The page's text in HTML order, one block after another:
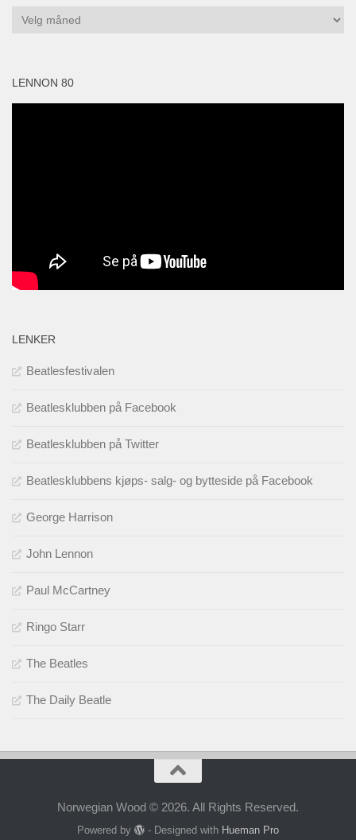
Arkiv
LENNON 80
LENKER
Beatlesfestivalen
Beatlesklubben på Facebook
Beatlesklubben på Twitter
Beatlesklubbens kjøps- salg- og bytteside på Facebook
George Harrison
John Lennon
Paul McCartney
Ringo Starr
The Beatles
The Daily Beatle
Norwegian Wood © 2026. All Rights Reserved.
Powered by - Designed with Hueman Pro